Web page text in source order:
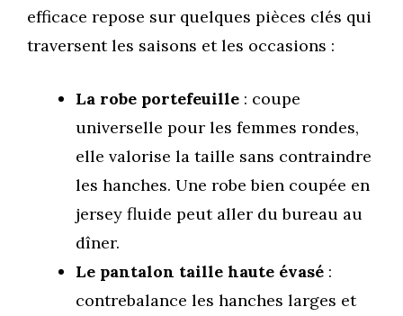
efficace repose sur quelques pièces clés qui
traversent les saisons et les occasions :
La robe portefeuille : coupe
universelle pour les femmes rondes,
elle valorise la taille sans contraindre
les hanches. Une robe bien coupée en
jersey fluide peut aller du bureau au
dîner.
Le pantalon taille haute évasé :
contrebalance les hanches larges et